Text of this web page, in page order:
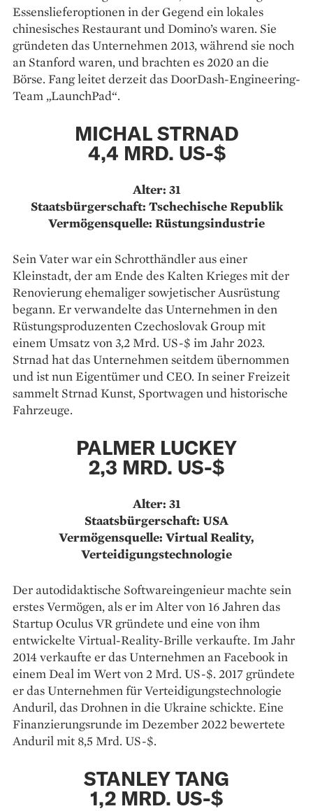
Essenslieferoptionen in der Gegend ein lokales
chinesisches Restaurant und Domino’s waren. Sie
gründeten das Unternehmen 2013, während sie noch
an Stanford waren, und brachten es 2020 an die
Börse. Fang leitet derzeit das DoorDash-Engineering-
Team „LaunchPad“.
MICHAL STRNAD
4,4 MRD. US-$
Alter: 31
Staatsbürgerschaft: Tschechische Republik
Vermögensquelle: Rüstungsindustrie
Sein Vater war ein Schrotthändler aus einer
Kleinstadt, der am Ende des Kalten Krieges mit der
Renovierung ehemaliger sowjetischer Ausrüstung
begann. Er verwandelte das Unternehmen in den
Rüstungsproduzenten Czechoslovak Group mit
einem Umsatz von 3,2 Mrd. US-$ im Jahr 2023.
Strnad hat das Unternehmen seitdem übernommen
und ist nun Eigentümer und CEO. In seiner Freizeit
sammelt Strnad Kunst, Sportwagen und historische
Fahrzeuge.
PALMER LUCKEY
2,3 MRD. US-$
Alter: 31
Staatsbürgerschaft: USA
Vermögensquelle: Virtual Reality,
Verteidigungstechnologie
Der autodidaktische Softwareingenieur machte sein
erstes Vermögen, als er im Alter von 16 Jahren das
Startup Oculus VR gründete und eine von ihm
entwickelte Virtual-Reality-Brille verkaufte. Im Jahr
2014 verkaufte er das Unternehmen an Facebook in
einem Deal im Wert von 2 Mrd. US-$. 2017 gründete
er das Unternehmen für Verteidigungstechnologie
Anduril, das Drohnen in die Ukraine schickte. Eine
Finanzierungsrunde im Dezember 2022 bewertete
Anduril mit 8,5 Mrd. US-$.
STANLEY TANG
1,2 MRD. US-$